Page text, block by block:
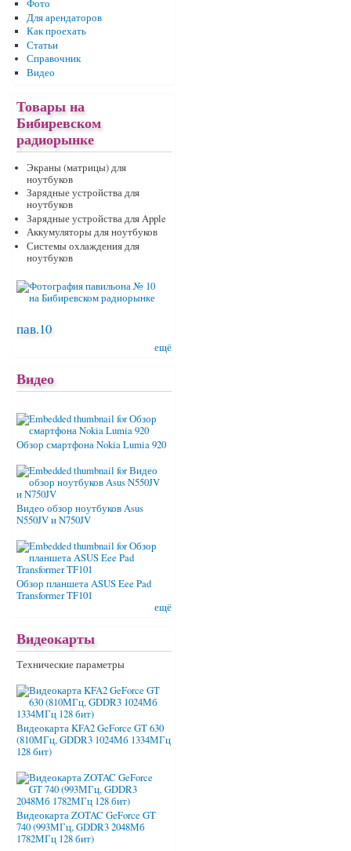
Фото
Для арендаторов
Как проехать
Статьи
Справочник
Видео
Товары на
Бибиревском
радиорынке
Экраны (матрицы) для
ноутбуков
Зарядные устройства для
ноутбуков
Зарядные устройства для Apple
Аккумуляторы для ноутбуков
Системы охлаждения для
ноутбуков
пав.10
ещё
Видео
Обзор смартфона Nokia Lumia 920
Видео обзор ноутбуков Asus
N550JV и N750JV
Обзор планшета ASUS Eee Pad
Transformer TF101
ещё
Видеокарты
Технические параметры
Видеокарта KFA2 GeForce GT 630
(810МГц, GDDR3 1024Мб 1334МГц
128 бит)
Видеокарта ZOTAC GeForce GT
740 (993МГц, GDDR3 2048Мб
1782МГц 128 бит)